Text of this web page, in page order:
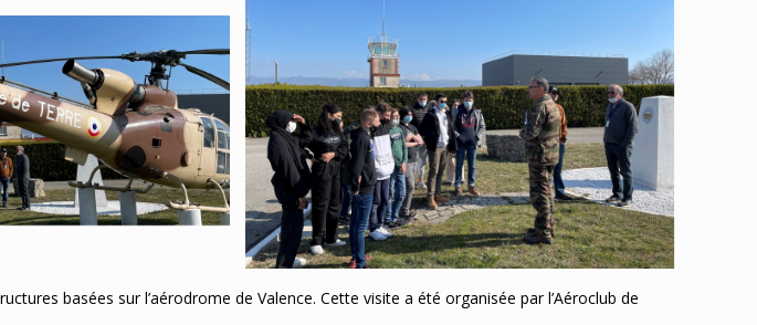
basées sur l’aérodrome de Valence. Cette visite a été organisée par l’Aéroclub de